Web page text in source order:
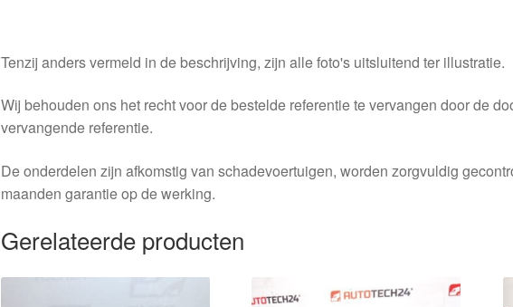
Tenzij anders vermeld in de beschrijving, zijn alle foto's uitsluitend ter illustratie.
Wij behouden ons het recht voor de bestelde referentie te vervangen door de
vervangende referentie.
De onderdelen zijn afkomstig van schadevoertuigen, worden zorgvuldig
maanden garantie op de werking.
Gerelateerde producten